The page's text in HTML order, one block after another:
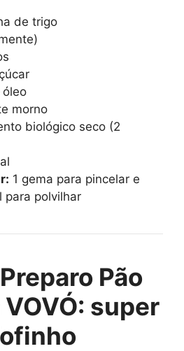
de trigo
óleo
morno
biológico seco (2
1 gema para pincelar e
para polvilhar
Pão
super